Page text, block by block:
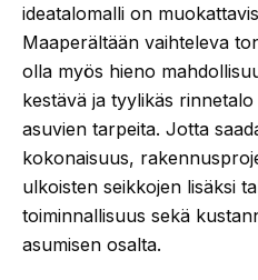
ideatalomalli on
Maaperältään vaihteleva
olla myös hieno
kestävä ja tyylikäs
asuvien tarpeita. Jotta
kokonaisuus,
ulkoisten seikkojen lisäksi
toiminnallisuus sekä
asumisen osalta.